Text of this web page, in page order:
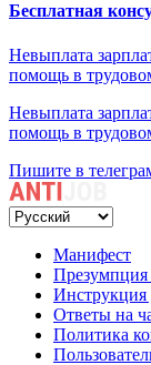
Бесплатная
Невыплата
помощь в
Невыплата
помощь в
Пишите в
Манифест
Презумпция
Инструкция
Ответы на
Политика